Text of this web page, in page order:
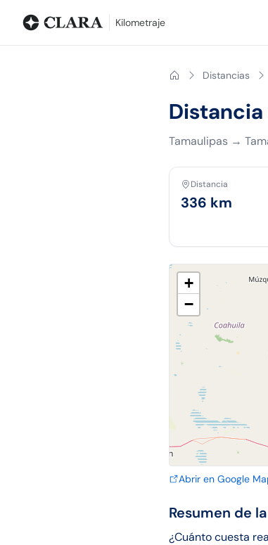
Kilometraje
Distancias
Distancia
Tamaulipas →
Distancia
336 km
+
−
Abrir en Google
Resumen de
¿Cuánto cuesta